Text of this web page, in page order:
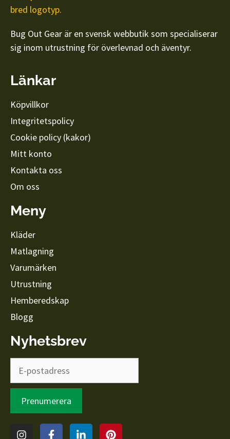
Bug Out Gear är en svensk webbutik som specialiserar
sig inom utrustning för överlevnad och äventyr.
Länkar
Köpvillkor
Integritetspolicy
Cookie policy (kakor)
Mitt konto
Kontakta oss
Om oss
Meny
Kläder
Matlagning
Varumärken
Utrustning
Hemberedskap
Blogg
Nyhetsbrev